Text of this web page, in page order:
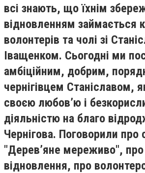
всі знають, що їхнім
відновленням займається
волонтерів та чолі зі
Іващенком. Сьогодні ми
амбіційним, добрим,
чернігівцем Станіславом,
своєю любов’ю і
діяльністю на благо
Чернігова. Поговорили про
"Деревʼяне мереживо", про
відновлення, про